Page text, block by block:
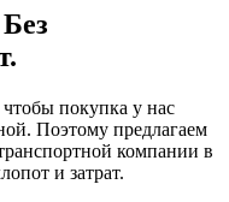
покупка у нас
Поэтому предлагаем
компании в
и затрат.